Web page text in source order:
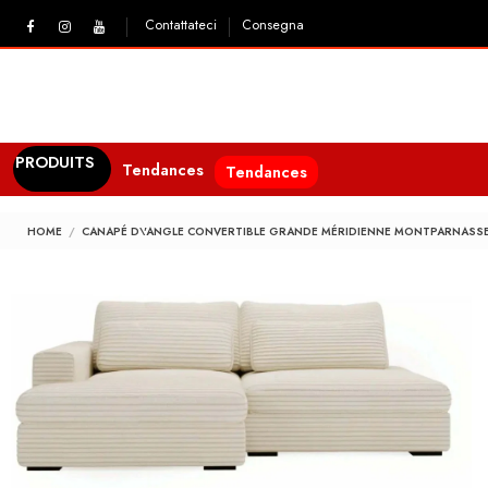
Contattateci Consegna
PRODUITS Tendances Tendances
HOME CANAPÉ D\'ANGLE CONVERTIBLE GRANDE MÉRIDIENNE